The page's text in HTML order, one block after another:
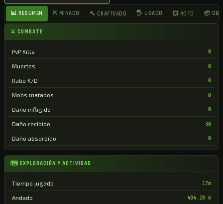
📊 RESUMEN ⛏ MINADO 🔨 CRAFTEADO 🖐 USADO 💥 ROTO 📦
⚔ COMBATE
PvP Kills 0
Muertes 0
Ratio K/D 0
Mobs matados 0
Daño infligido 0
Daño recibido 30
Daño absorbido 0
🗺 EXPLORACIÓN Y ACTIVIDAD
Tiempo jugado 17m
Andado 484.28 m